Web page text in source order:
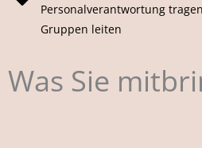
Personalverantwortung
Gruppen leiten
Was Sie